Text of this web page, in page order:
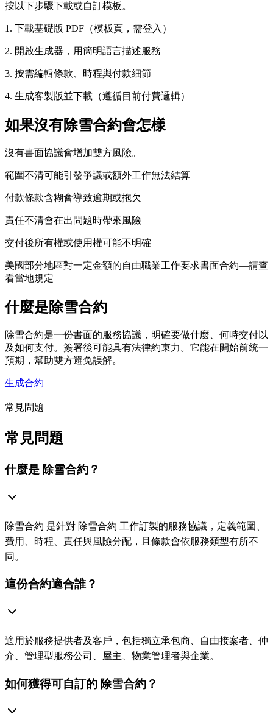
按以下步驟下載或自訂模板。
1. 下載基礎版 PDF（模板頁，需登入）
2. 開啟生成器，用簡明語言描述服務
3. 按需編輯條款、時程與付款細節
4. 生成客製版並下載（遵循目前付費邏輯）
如果沒有除雪合約會怎樣
沒有書面協議會增加雙方風險。
範圍不清可能引發爭議或額外工作無法結算
付款條款含糊會導致逾期或拖欠
責任不清會在出問題時帶來風險
交付後所有權或使用權可能不明確
美國部分地區對一定金額的自由職業工作要求書面合約—請查
看當地規定
什麼是除雪合約
除雪合約是一份書面的服務協議，明確要做什麼、何時交付以
及如何支付。簽署後可能具有法律約束力。它能在開始前統一
預期，幫助雙方避免誤解。
生成合約
常見問題
常見問題
什麼是 除雪合約？
除雪合約 是針對 除雪合約 工作訂製的服務協議，定義範圍、
費用、時程、責任與風險分配，且條款會依服務類型有所不
同。
這份合約適合誰？
適用於服務提供者及客戶，包括獨立承包商、自由接案者、仲
介、管理型服務公司、屋主、物業管理者與企業。
如何獲得可自訂的 除雪合約？